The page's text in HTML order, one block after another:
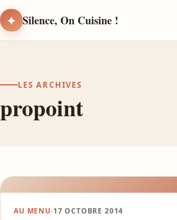
✦ Silence, On Cuisine !
LES ARCHIVES
propoint
AU MENU·17 OCTOBRE 2014